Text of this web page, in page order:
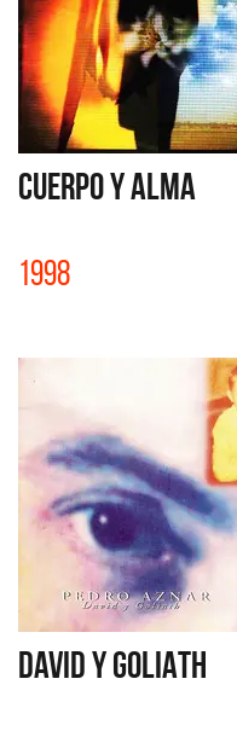
CUERPO Y ALMA
1998
DAVID Y GOLIATH